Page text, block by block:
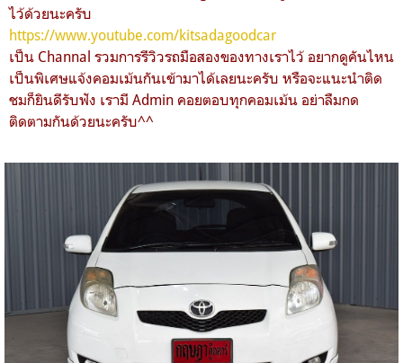
ไว้ด้วยนะครับ
https://www.youtube.com/kitsadagoodcar
เป็น Channal รวมการรีวิวรถมือสองของทางเราไว้ อยากดูคันไหน
เป็นพิเศษแจ้งคอมเม้นกันเข้ามาได้เลยนะครับ หรือจะแนะนำติด
ชมก็ยินดีรับฟัง เรามี Admin คอยตอบทุกคอมเม้น อย่าลืมกด
ติดตามกันด้วยนะครับ^^